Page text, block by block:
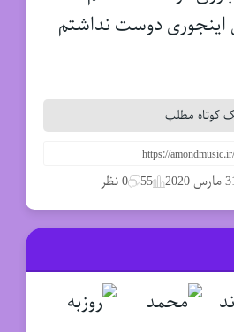
دوست نداشتم
کوتاه مطلب
2020
55 0 نظر